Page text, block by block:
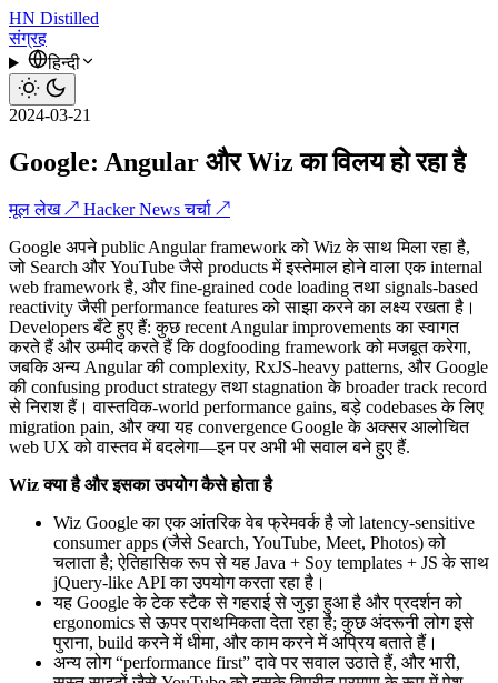
HN Distilled
संग्रह
हिन्दी
2024-03-21
Google: Angular और Wiz का विलय हो रहा है
मूल लेख ↗ Hacker News चर्चा ↗
Google अपने public Angular framework को Wiz के साथ मिला रहा है,
जो Search और YouTube जैसे products में इस्तेमाल होने वाला एक internal
web framework है, और fine-grained code loading तथा signals-based
reactivity जैसी performance features को साझा करने का लक्ष्य रखता है।
Developers बँटे हुए हैं: कुछ recent Angular improvements का स्वागत
करते हैं और उम्मीद करते हैं कि dogfooding framework को मजबूत करेगा,
जबकि अन्य Angular की complexity, RxJS-heavy patterns, और Google
की confusing product strategy तथा stagnation के broader track record
से निराश हैं। वास्तविक-world performance gains, बड़े codebases के लिए
migration pain, और क्या यह convergence Google के अक्सर आलोचित
web UX को वास्तव में बदलेगा—इन पर अभी भी सवाल बने हुए हैं.
Wiz क्या है और इसका उपयोग कैसे होता है
Wiz Google का एक आंतरिक वेब फ्रेमवर्क है जो latency‑sensitive
consumer apps (जैसे Search, YouTube, Meet, Photos) को
चलाता है; ऐतिहासिक रूप से यह Java + Soy templates + JS के साथ
jQuery‑like API का उपयोग करता रहा है।
यह Google के टेक स्टैक से गहराई से जुड़ा हुआ है और प्रदर्शन को
ergonomics से ऊपर प्राथमिकता देता रहा है; कुछ अंदरूनी लोग इसे
पुराना, build करने में धीमा, और काम करने में अप्रिय बताते हैं।
अन्य लोग “performance first” दावे पर सवाल उठाते हैं, और भारी,